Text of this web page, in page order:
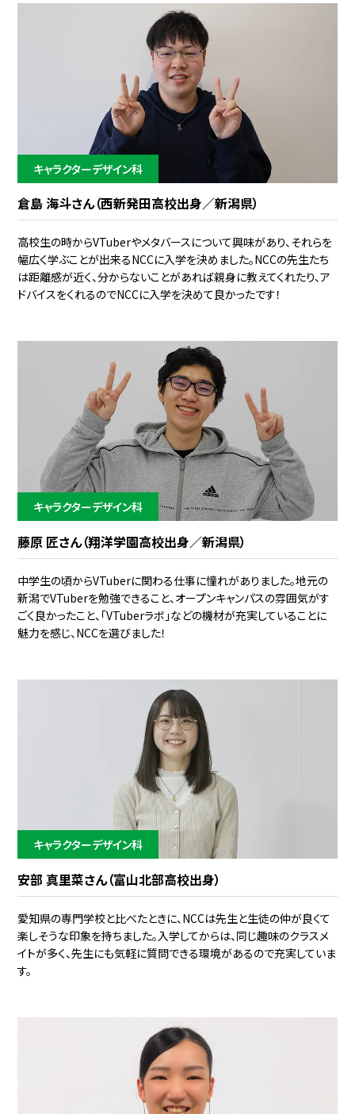
キャラクターデザイン科
倉島 海斗さん（西新発田高校出身／新潟県）
高校生の時からVTuberやメタバースについて興味があり、それらを
幅広く学ぶことが出来るNCCに入学を決めました。NCCの先生たち
は距離感が近く、分からないことがあれば親身に教えてくれたり、ア
ドバイスをくれるのでNCCに入学を決めて良かったです！
キャラクターデザイン科
藤原 匠さん（翔洋学園高校出身／新潟県）
中学生の頃からVTuberに関わる仕事に憧れがありました。地元の
新潟でVTuberを勉強できること、オープンキャンパスの雰囲気がす
ごく良かったこと、「VTuberラボ」などの機材が充実していることに
魅力を感じ、NCCを選びました！
キャラクターデザイン科
安部 真里菜さん（富山北部高校出身）
愛知県の専門学校と比べたときに、NCCは先生と生徒の仲が良くて
楽しそうな印象を持ちました。入学してからは、同じ趣味のクラスメ
イトが多く、先生にも気軽に質問できる環境があるので充実していま
す。